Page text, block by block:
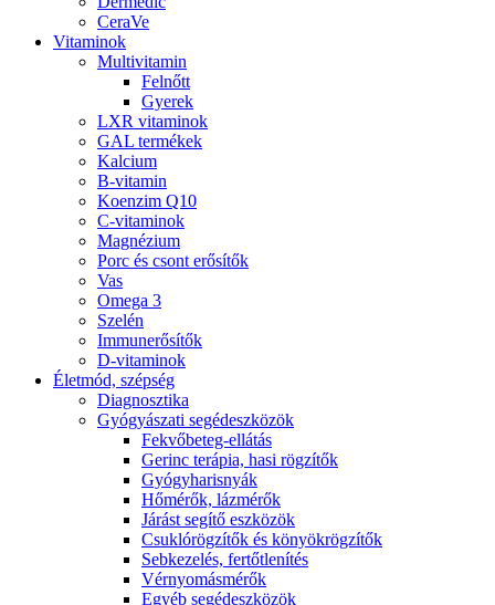
CeraVe
Vitaminok
Multivitamin
Felnőtt
Gyerek
LXR vitaminok
GAL termékek
Kalcium
B-vitamin
Koenzim Q10
C-vitaminok
Magnézium
Porc és csont erősítők
Vas
Omega 3
Szelén
Immunerősítők
D-vitaminok
Életmód, szépség
Diagnosztika
Gyógyászati segédeszközök
Fekvőbeteg-ellátás
Gerinc terápia, hasi rögzítők
Gyógyharisnyák
Hőmérők, lázmérők
Járást segítő eszközök
Csuklórögzítők és könyökrögzítők
Sebkezelés, fertőtlenítés
Vérnyomásmérők
Egyéb segédeszközök